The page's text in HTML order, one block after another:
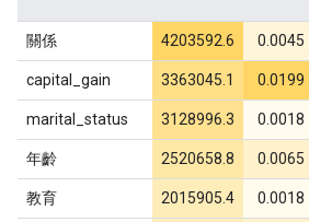
關係 4203592.6 0.0045
capital_gain 3363045.1 0.0199
marital_status 3128996.3 0.0018
年齡 2520658.8 0.0065
教育 2015905.4 0.0018